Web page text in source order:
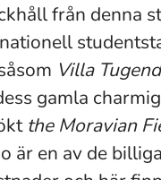
från denna
Villa
gamla
the Moravian
är en av de